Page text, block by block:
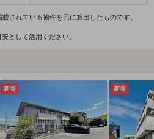
されている物件を元に算出したものです。
として活用ください。
新着 新着